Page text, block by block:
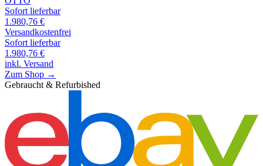
Sofort lieferbar
1.980,76 €
Versandkostenfrei
Sofort lieferbar
1.980,76 €
inkl. Versand
Zum Shop →
Gebraucht & Refurbished